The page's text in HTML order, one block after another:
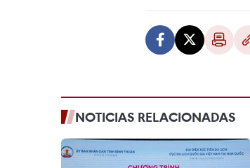
NOTICIAS RELACIONADAS